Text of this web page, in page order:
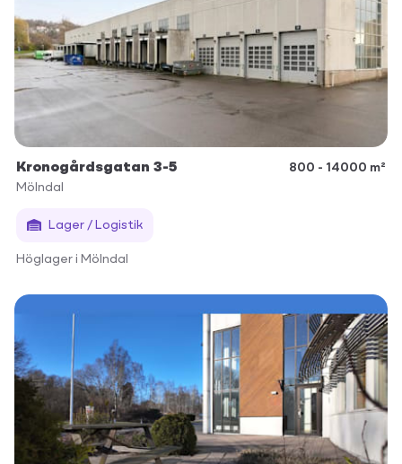
Kronogårdsgatan 3-5
800 - 14000 m²
Mölndal
Lager / Logistik
Höglager i Mölndal